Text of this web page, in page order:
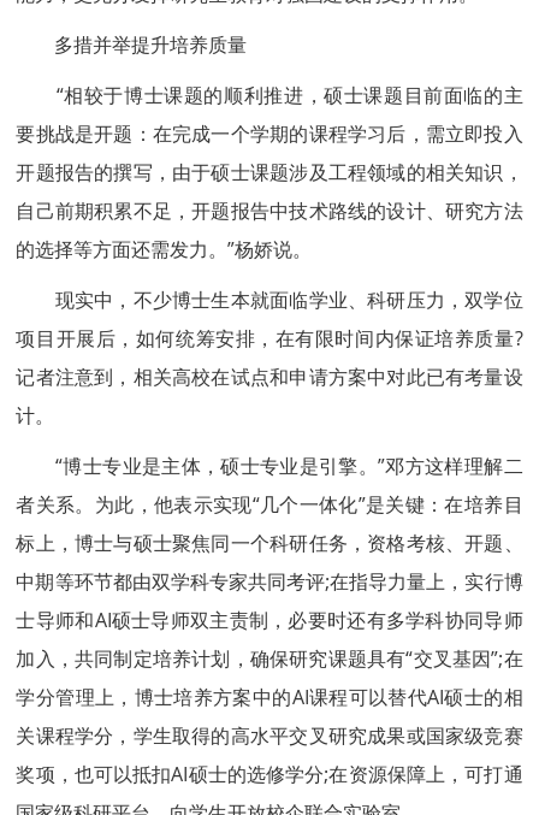
多措并举提升培养质量
“相较于博士课题的顺利推进，硕士课题目前面临的主
要挑战是开题：在完成一个学期的课程学习后，需立即投入
开题报告的撰写，由于硕士课题涉及工程领域的相关知识，
自己前期积累不足，开题报告中技术路线的设计、研究方法
的选择等方面还需发力。”杨娇说。
现实中，不少博士生本就面临学业、科研压力，双学位
项目开展后，如何统筹安排，在有限时间内保证培养质量?
记者注意到，相关高校在试点和申请方案中对此已有考量设
计。
“博士专业是主体，硕士专业是引擎。”邓方这样理解二
者关系。为此，他表示实现“几个一体化”是关键：在培养目
标上，博士与硕士聚焦同一个科研任务，资格考核、开题、
中期等环节都由双学科专家共同考评;在指导力量上，实行博
士导师和AI硕士导师双主责制，必要时还有多学科协同导师
加入，共同制定培养计划，确保研究课题具有“交叉基因”;在
学分管理上，博士培养方案中的AI课程可以替代AI硕士的相
关课程学分，学生取得的高水平交叉研究成果或国家级竞赛
奖项，也可以抵扣AI硕士的选修学分;在资源保障上，可打通